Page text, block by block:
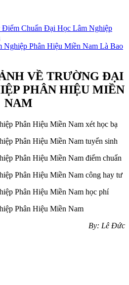
Chuẩn Đại Học Lâm Nghiệp
Phân Hiệu Miền Nam Là Bao
VỀ TRƯỜNG ĐẠI
PHÂN HIỆU MIỀN
NAM
By: Lê Đức